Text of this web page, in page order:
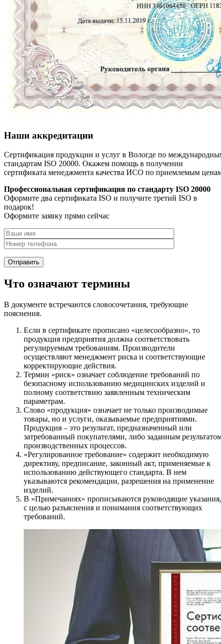
Наши аккредитации
Сертификация продукции и услуг в Вологде по
стандартам ISO 20000. Окажем помощь в получении
сертификата менеджмента качества ИСО по приемлемым
Профессиональная сертификация по стандарту ISO 20000
Оформите два сертификата ISO и получите третий ISO в
подарок!
Оформите заявку прямо сейчас
Что означают термины
В документе встречаются словосочетания, требующие
пояснения.
Если в сертификате прописано «целесообразно», то
продукция предприятия должна соответствовать
регулируемым требованиям. Производители
осуществляют менеджмент риска и соответствующие
корректирующие действия.
Термин «риск» означает соблюдение требований по
безопасному использованию медицинских изделий и
полному соответствию заявленным техническим
параметрам.
Слово «продукция» означает не только производимые
товары, но и услуги, оказываемые предприятиями.
Продукция – это результат, предназначенный или
затребованный покупателями, либо заданным
производственных процессов.
«Регулированное требование» содержит необходимую
директиву, предписание, законный акт, применяемые к
использованию действующего стандарта. В нем
указываются рекомендации, разрешения на применение
изделий.
В «Примечаниях» прописываются руководящие указания,
с целью разъяснения и понимания соответствующих
требований.